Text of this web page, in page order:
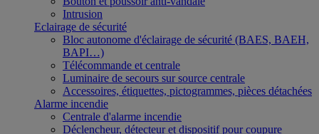
Intrusion
Eclairage de sécurité
Bloc autonome d'éclairage de sécurité (BAES, BAEH,
BAPI…)
Télécommande et centrale
Luminaire de secours sur source centrale
Accessoires, étiquettes, pictogrammes, pièces détachées
Alarme incendie
Centrale d'alarme incendie
Déclencheur, détecteur et dispositif pour coupure